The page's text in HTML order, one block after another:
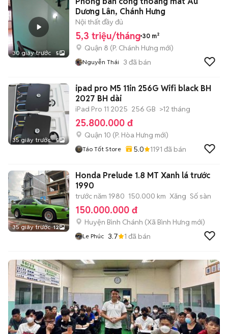
30 giây trước 5
Dương Lân, Chánh Hưng
Nội thất đầy đủ
5,3 triệu/tháng 30 m²
Quận 8 (P. Chánh Hưng mới)
Nguyễn Thái 3 đã bán
35 giây trước 5
ipad pro M5 11in 256G Wifi black BH
2027 BH dài
iPad Pro 11 2025 256 GB >12 tháng
25.800.000 đ
Quận 10 (P. Hòa Hưng mới)
Táo Tốt Store 5.0 1191 đã bán
35 giây trước 12
Honda Prelude 1.8 MT Xanh lá trước
1990
trước năm 1980 150.000 km Xăng Số sàn
150.000.000 đ
Huyện Bình Chánh (Xã Bình Hưng mới)
Le Phúc 3.7 1 đã bán